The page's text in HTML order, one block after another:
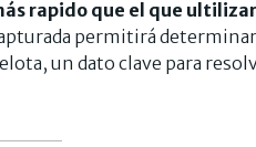
rapido que el que
permitirá
un dato clave para